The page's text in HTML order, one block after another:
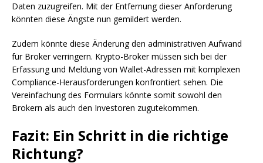
Daten zuzugreifen. Mit der Entfernung dieser Anforderung
könnten diese Ängste nun gemildert werden.
Zudem könnte diese Änderung den administrativen Aufwand
für Broker verringern. Krypto-Broker müssen sich bei der
Erfassung und Meldung von Wallet-Adressen mit komplexen
Compliance-Herausforderungen konfrontiert sehen. Die
Vereinfachung des Formulars könnte somit sowohl den
Brokern als auch den Investoren zugutekommen.
Fazit: Ein Schritt in die richtige
Richtung?